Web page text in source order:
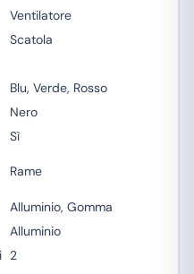
Ventilatore
Scatola
Blu, Verde, Rosso
Nero
Sì
Rame
Alluminio, Gomma
Alluminio
2